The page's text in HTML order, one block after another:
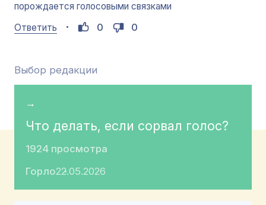
порождается голосовыми связками
Ответить
0 0
Выбор редакции
→
Что делать, если сорвал голос?
1924 просмотра
Горло22.05.2026